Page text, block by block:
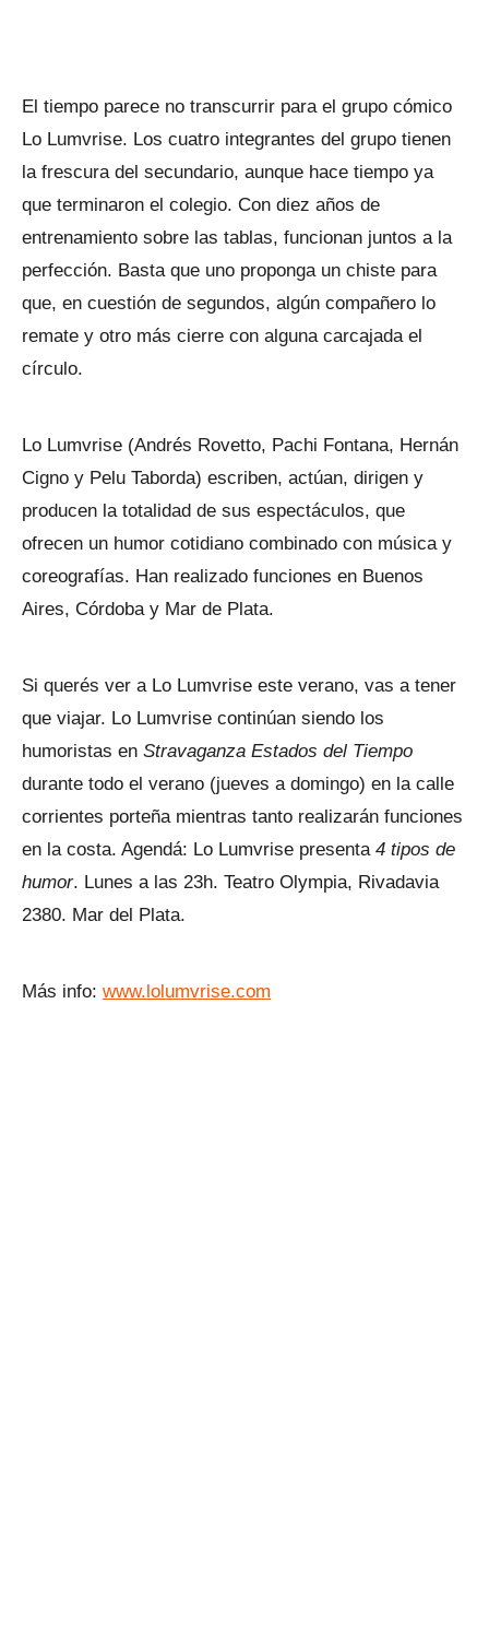
El tiempo parece no transcurrir para el grupo cómico
Lo Lumvrise. Los cuatro integrantes del grupo tienen
la frescura del secundario, aunque hace tiempo ya
que terminaron el colegio. Con diez años de
entrenamiento sobre las tablas, funcionan juntos a la
perfección. Basta que uno proponga un chiste para
que, en cuestión de segundos, algún compañero lo
remate y otro más cierre con alguna carcajada el
círculo.
Lo Lumvrise (Andrés Rovetto, Pachi Fontana, Hernán
Cigno y Pelu Taborda) escriben, actúan, dirigen y
producen la totalidad de sus espectáculos, que
ofrecen un humor cotidiano combinado con música y
coreografías. Han realizado funciones en Buenos
Aires, Córdoba y Mar de Plata.
Si querés ver a Lo Lumvrise este verano, vas a tener
que viajar. Lo Lumvrise continúan siendo los
humoristas en Stravaganza Estados del Tiempo
durante todo el verano (jueves a domingo) en la calle
corrientes porteña mientras tanto realizarán funciones
en la costa. Agendá: Lo Lumvrise presenta 4 tipos de
humor. Lunes a las 23h. Teatro Olympia, Rivadavia
2380. Mar del Plata.
Más info: www.lolumvrise.com